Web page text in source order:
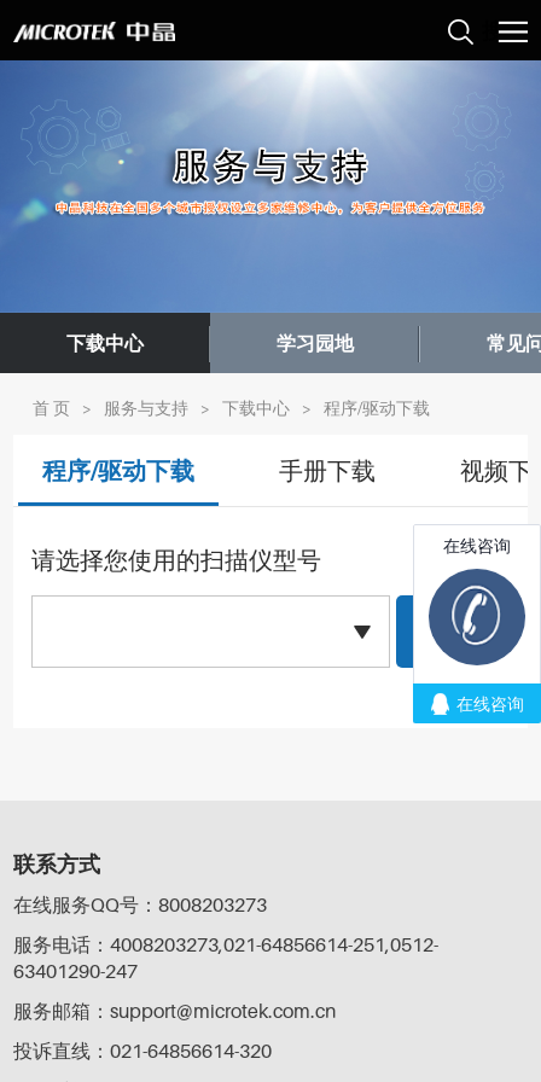
下载中心 学习园地 常见
首 页 > 服务与支持 > 下载中心 > 程序/驱动下载
程序/驱动下载 手册下载 视频下
请选择您使用的扫描仪型号
联系方式
在线服务QQ号：8008203273
服务电话：4008203273,021-64856614-251,0512-
63401290-247
服务邮箱：support@microtek.com.cn
投诉直线：021-64856614-320